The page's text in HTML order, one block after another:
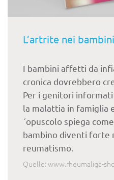
L’artrite nei bambini
I bambini affetti da
cronica dovrebbero
Per i genitori
la malattia in famiglia
´opuscolo spiega
bambino diventi forte
reumatismo.
Quelle: www.rheumaliga-